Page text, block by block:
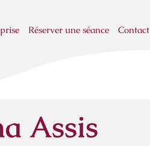
Réserver une séance Contact
Assis